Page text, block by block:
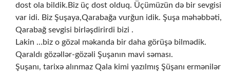
dost ola bildik.Biz üç dost olduq. Üçümüzün də bir sevgisi
var idi. Biz Şuşaya,Qarabağa vurğun idik. Şuşa məhəbbəti,
Qarabağ sevgisi birləşdirirdi bizi .
Lakin …biz o gözəl məkanda bir daha görüşə bilmədik.
Qaraldı gözəllər-gözəli Şuşanın mavi səması.
Şuşanı, tarixə alınmaz Qala kimi yazılmış Şüşanı ermənilər